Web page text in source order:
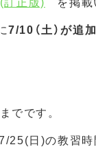
訂正版) を掲載
7/10（土）が追加
でです。
25(日)の教習時